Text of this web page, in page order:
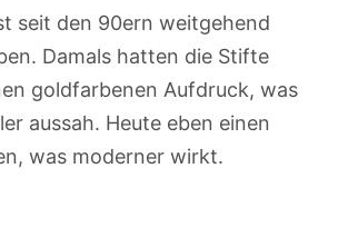
seit den 90ern weitgehend
Damals hatten die Stifte
goldfarbenen Aufdruck, was
aussah. Heute eben einen
was moderner wirkt.